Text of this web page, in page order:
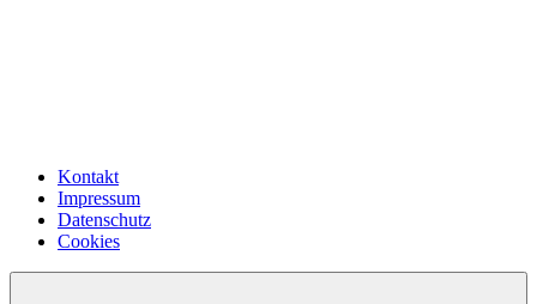
Kontakt
Impressum
Datenschutz
Cookies